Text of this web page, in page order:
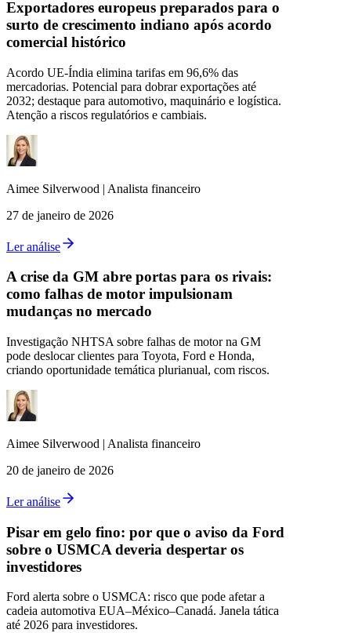
Exportadores europeus preparados para o
surto de crescimento indiano após acordo
comercial histórico
Acordo UE‑Índia elimina tarifas em 96,6% das
mercadorias. Potencial para dobrar exportações até
2032; destaque para automotivo, maquinário e logística.
Atenção a riscos regulatórios e cambiais.
Aimee Silverwood | Analista financeiro
27 de janeiro de 2026
Ler análise
A crise da GM abre portas para os rivais:
como falhas de motor impulsionam
mudanças no mercado
Investigação NHTSA sobre falhas de motor na GM
pode deslocar clientes para Toyota, Ford e Honda,
criando oportunidade temática plurianual, com riscos.
Aimee Silverwood | Analista financeiro
20 de janeiro de 2026
Ler análise
Pisar em gelo fino: por que o aviso da Ford
sobre o USMCA deveria despertar os
investidores
Ford alerta sobre o USMCA: risco que pode afetar a
cadeia automotiva EUA–México–Canadá. Janela tática
até 2026 para investidores.